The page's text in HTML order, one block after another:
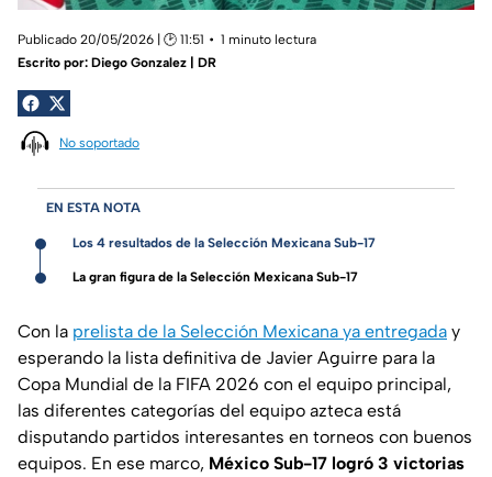
Publicado 20/05/2026 | 🕑 11:51
1 minuto lectura
Escrito por: Diego Gonzalez | DR
No soportado
EN ESTA NOTA
Los 4 resultados de la Selección Mexicana Sub-17
La gran figura de la Selección Mexicana Sub-17
Con la prelista de la Selección Mexicana ya entregada y
esperando la lista definitiva de Javier Aguirre para la
Copa Mundial de la FIFA 2026 con el equipo principal,
las diferentes categorías del equipo azteca está
disputando partidos interesantes en torneos con buenos
equipos. En ese marco, México Sub-17 logró 3 victorias